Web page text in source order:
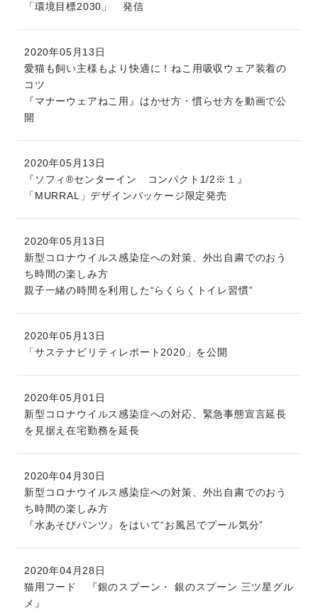
「環境目標2030」 発信
2020年05月13日
愛猫も飼い主様もより快適に！ねこ用吸収ウェア装着の
コツ
『マナーウェアねこ用』はかせ方・慣らせ方を動画で公
開
2020年05月13日
『ソフィ®センターイン コンパクト1/2※１』
「MURRAL」デザインパッケージ限定発売
2020年05月13日
新型コロナウイルス感染症への対策、外出自粛でのおう
ち時間の楽しみ方
親子一緒の時間を利用した“らくらくトイレ習慣”
2020年05月13日
「サステナビリティレポート2020」を公開
2020年05月01日
新型コロナウイルス感染症への対応、緊急事態宣言延長
を見据え在宅勤務を延長
2020年04月30日
新型コロナウイルス感染症への対策、外出自粛でのおう
ち時間の楽しみ方
『水あそびパンツ』をはいて“お風呂でプール気分”
2020年04月28日
猫用フード 『銀のスプーン・ 銀のスプーン 三ツ星グル
メ』